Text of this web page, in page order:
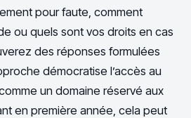
pour faute, comment
ou quels sont vos droits en cas
des réponses formulées
démocratise l’accès au
un domaine réservé aux
en première année, cela peut